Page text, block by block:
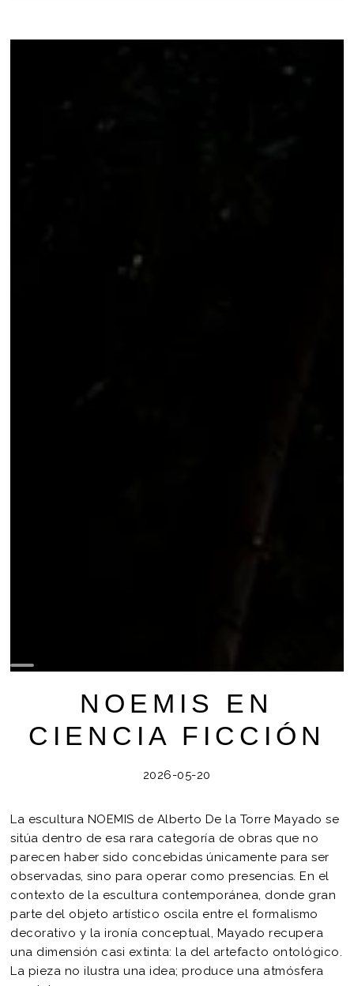
NOEMIS EN
CIENCIA FICCIÓN
2026-05-20
La escultura NOEMIS de Alberto De la Torre Mayado se
sitúa dentro de esa rara categoría de obras que no
parecen haber sido concebidas únicamente para ser
observadas, sino para operar como presencias. En el
contexto de la escultura contemporánea, donde gran
parte del objeto artístico oscila entre el formalismo
decorativo y la ironía conceptual, Mayado recupera
una dimensión casi extinta: la del artefacto ontológico.
La pieza no ilustra una idea; produce una atmósfera